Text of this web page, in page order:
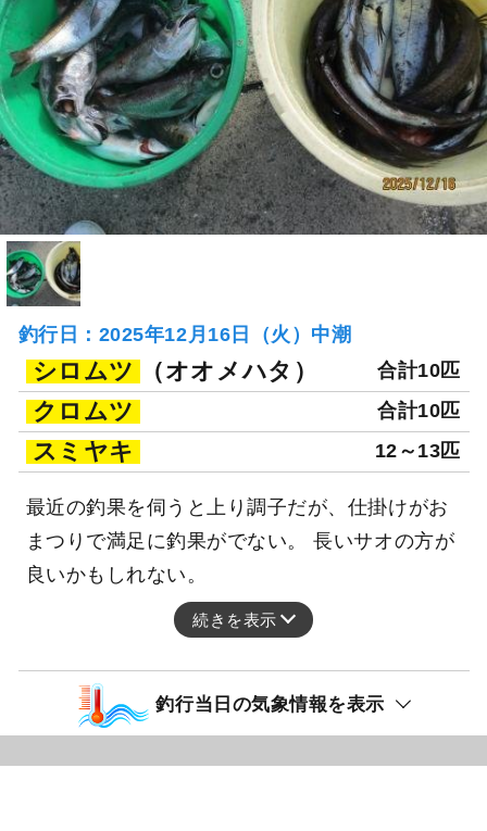
釣行日：2025年12月16日（火）中潮
シロムツ （オオメハタ） 合計10匹
クロムツ 合計10匹
スミヤキ 12～13匹
最近の釣果を伺うと上り調子だが、仕掛けがお
まつりで満足に釣果がでない。 長いサオの方が
良いかもしれない。
続きを表示
釣行当日の気象情報を表示